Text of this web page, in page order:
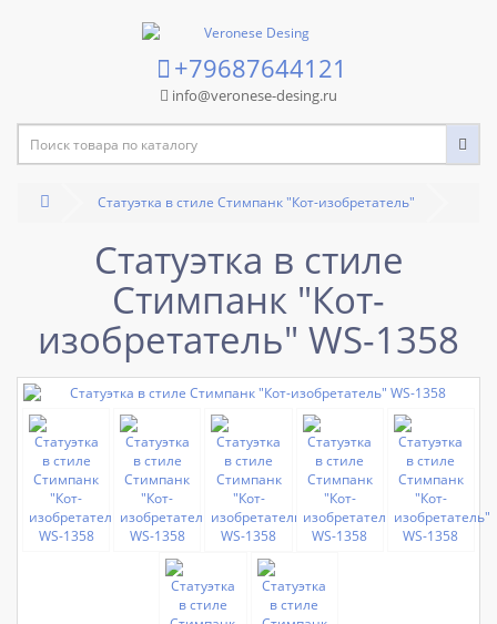
+79687644121
info@veronese-desing.ru
Статуэтка в стиле Стимпанк "Кот-изобретатель"
Статуэтка в стиле
Стимпанк "Кот-
изобретатель" WS-1358